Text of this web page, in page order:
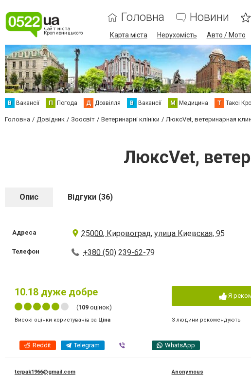
Головна Новини
Карта міста Нерухомість Авто / Мото
В Вакансії П Погода Д Дозвілля В Вакансії М Медицина Т Таксі
Головна Довідник Зоосвіт Ветеринарні клініки ЛюксVet, ветеринарная
ЛюксVet,
Опис Відгуки (36)
Адреса 25000, Кировоград, улица Киевская, 95
Телефон +380 (50) 239-62-79
10.18 дуже добре
(109 оцінок)
Високі оцінки користувачів за Ціна
Я
3 людини рекомендують
Reddit Telegram WhatsApp
terpak1966@gmail.com Anonymous